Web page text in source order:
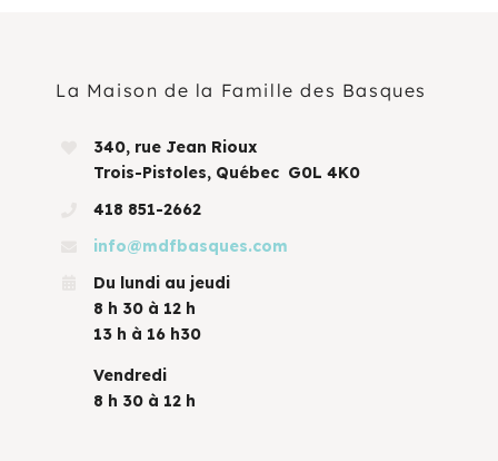
La Maison de la Famille des Basques
340, rue Jean Rioux
Trois-Pistoles, Québec G0L 4K0
418 851-2662
info@mdfbasques.com
Du lundi au jeudi
8 h 30 à 12 h
13 h à 16 h30
Vendredi
8 h 30 à 12 h